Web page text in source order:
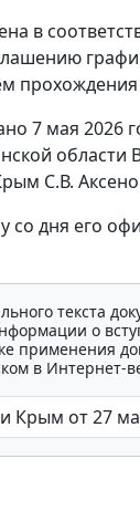
в
7 мая 2026
области
С.В.
со дня его
текста
о
применения
в Интернет-